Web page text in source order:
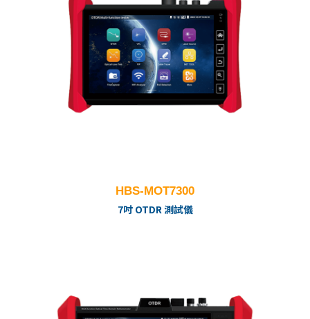
HBS-MOT7300
7吋 OTDR 測試儀